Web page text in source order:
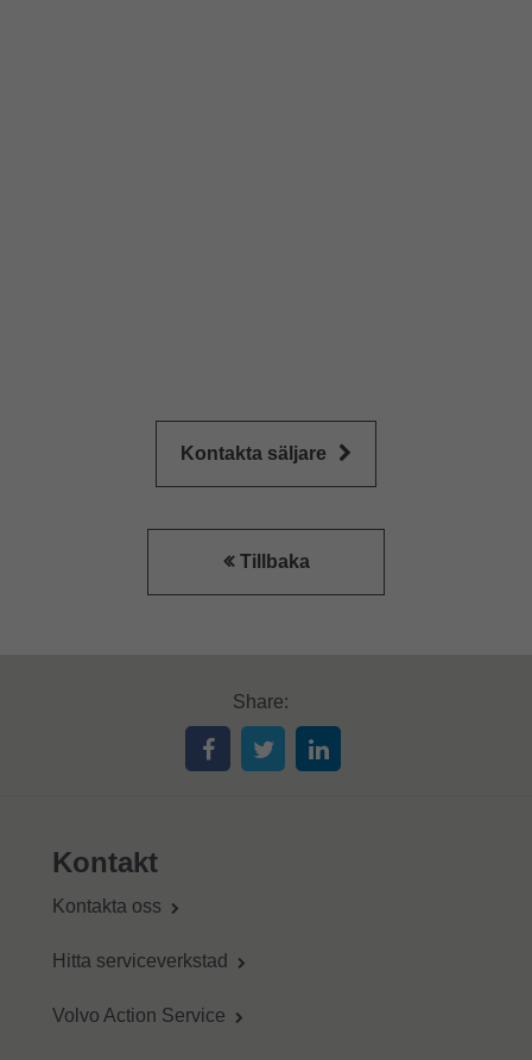
Kontakta säljare
Tillbaka
Share:
Kontakt
Kontakta oss
Hitta serviceverkstad
Volvo Action Service